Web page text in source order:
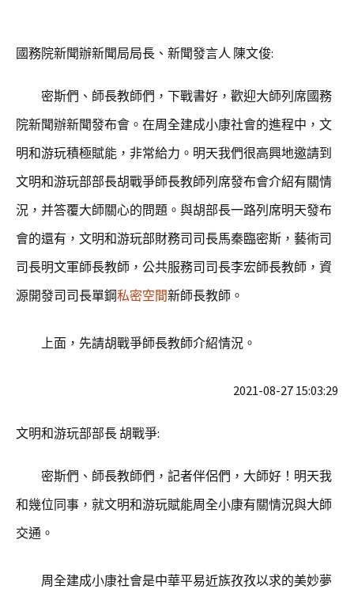
國務院新聞辦新聞局局長、新聞發言人 陳文俊:
密斯們、師長教師們，下戰書好，歡迎大師列席國務
院新聞辦新聞發布會。在周全建成小康社會的進程中，文
明和游玩積極賦能，非常給力。明天我們很高興地邀請到
文明和游玩部部長胡戰爭師長教師列席發布會介紹有關情
況，并答覆大師關心的問題。與胡部長一路列席明天發布
會的還有，文明和游玩部財務司司長馬秦臨密斯，藝術司
司長明文軍師長教師，公共服務司司長李宏師長教師，資
源開發司司長單鋼私密空間新師長教師。
上面，先請胡戰爭師長教師介紹情況。
2021-08-27 15:03:29
文明和游玩部部長 胡戰爭:
密斯們、師長教師們，記者伴侶們，大師好！明天我
和幾位同事，就文明和游玩賦能周全小康有關情況與大師
交通。
周全建成小康社會是中華平易近族孜孜以求的美妙夢